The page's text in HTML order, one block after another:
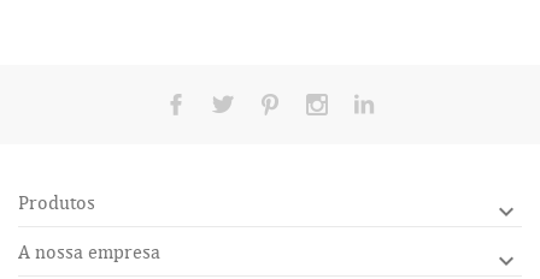
Produtos 
A nossa empresa 